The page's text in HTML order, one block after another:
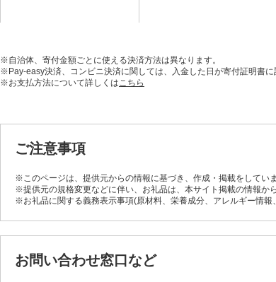
※自治体、寄付金額ごとに使える決済方法は異なります。
※Pay-easy決済、コンビニ決済に関しては、入金した日が寄付証明書に
※お支払方法について詳しくはこちら
ご注意事項
※このページは、提供元からの情報に基づき、作成・掲載をしていま
※提供元の規格変更などに伴い、お礼品は、本サイト掲載の情報か
※お礼品に関する義務表示事項(原材料、栄養成分、アレルギー情
お問い合わせ窓口など